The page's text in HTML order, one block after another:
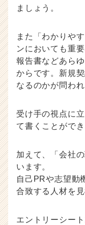
ましょう。
また「わかりや
ンにおいても重
報告書などあら
からです。新規
なるのかが問わ
受け手の視点に
て書くことがで
加えて、「会社
います。
自己PRや志望動
合致する人材を
エントリーシー